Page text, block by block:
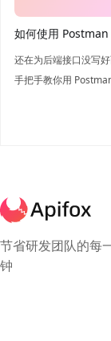
如何使用
创建 mock 服务端
还在为后端接口没写
手把手教你用
节省研发团队的每
钟